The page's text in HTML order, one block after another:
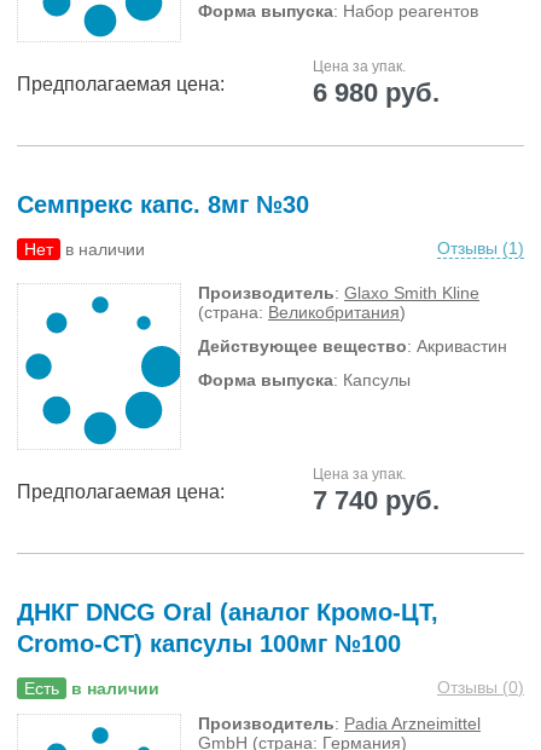
Форма выпуска: Набор реагентов
Предполагаемая цена:
Цена за упак.
6 980 руб.
Семпрекс капс. 8мг №30
Нет в наличии Отзывы (1)
Производитель: Glaxo Smith Kline
(страна: Великобритания)
Действующее вещество: Акривастин
Форма выпуска: Капсулы
Предполагаемая цена:
Цена за упак.
7 740 руб.
ДНКГ DNCG Oral (аналог Кромо-ЦТ,
Cromo-CT) капсулы 100мг №100
Есть в наличии Отзывы (0)
Производитель: Padia Arzneimittel
GmbH (страна: Германия)